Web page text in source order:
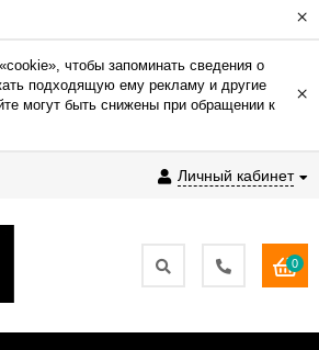
×
чтобы запоминать сведения о
подходящую ему рекламу и другие
могут быть снижены при обращении к
×
Личный кабинет
0